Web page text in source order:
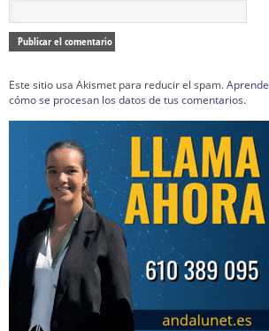
Este sitio usa Akismet para reducir el spam.Aprende
cómo se procesan los datos de tus comentarios.